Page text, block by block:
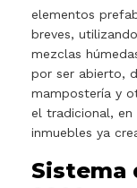
elementos
breves,
mezclas
por ser abierto,
mampostería y
el tradicional, en
inmuebles ya
Sistema